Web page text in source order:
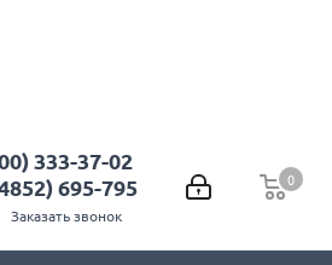
0
0
333-37-02
695-795
Заказать звонок